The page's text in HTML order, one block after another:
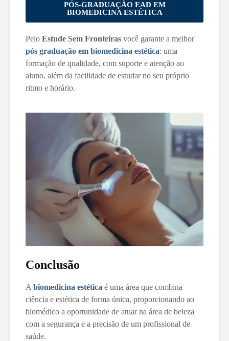
PÓS-GRADUAÇÃO EAD EM
BIOMEDICINA ESTÉTICA
Pelo Estude Sem Fronteiras você garante a melhor
pós graduação em biomedicina estética: uma
formação de qualidade, com suporte e atenção ao
aluno, além da facilidade de estudar no seu próprio
ritmo e horário.
Conclusão
A biomedicina estética é uma área que combina
ciência e estética de forma única, proporcionando ao
biomédico a oportunidade de atuar na área de beleza
com a segurança e a precisão de um profissional de
saúde.